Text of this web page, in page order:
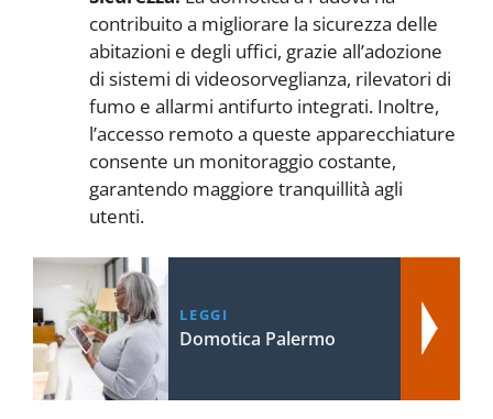
contribuito a migliorare la sicurezza delle
abitazioni e degli uffici, grazie all’adozione
di sistemi di videosorveglianza, rilevatori di
fumo e allarmi antifurto integrati. Inoltre,
l’accesso remoto a queste apparecchiature
consente un monitoraggio costante,
garantendo maggiore tranquillità agli
utenti.
LEGGI
Domotica Palermo